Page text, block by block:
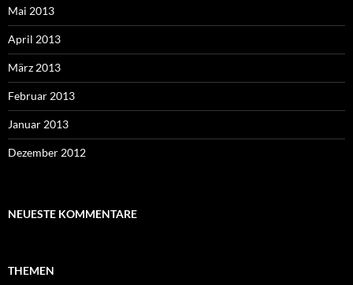
Mai 2013
April 2013
März 2013
Februar 2013
Januar 2013
Dezember 2012
NEUESTE KOMMENTARE
THEMEN